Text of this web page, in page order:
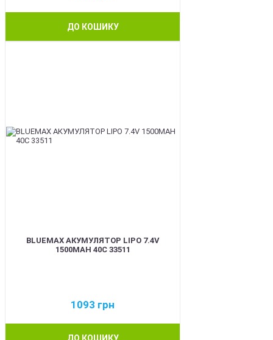
ДО КОШИКУ
BLUEMAX АКУМУЛЯТОР LIPO 7.4V
1500MAH 40C 33511
1093 грн
ДО КОШИКУ